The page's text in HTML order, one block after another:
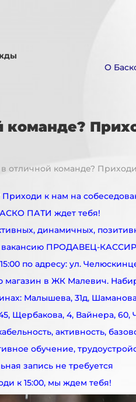
О
команде?
отличной команде?
к нам на
ПАТИ ждет тебя!
динамичных,
вакансию ПРОДАВЕЦ-КАССИР
по адресу: ул.
магазин в ЖК Малевич.
Малышева, 31д,
Щербакова, 4, Вайнера, 60,
активность,
обучение,
запись не требуется
к 15:00, мы ждем тебя!